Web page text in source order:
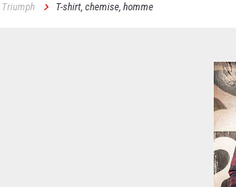
Triumph T-shirt, chemise, homme